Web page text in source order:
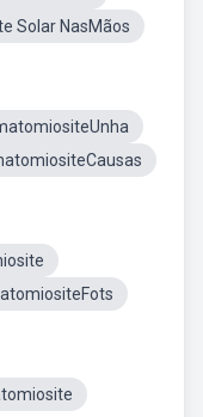
Solar NasMãos